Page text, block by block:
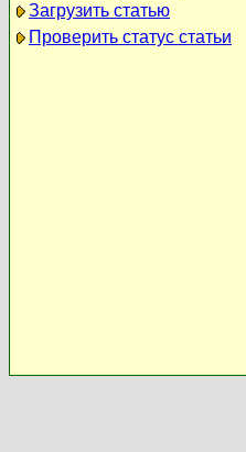
Загрузить статью
Проверить статус статьи